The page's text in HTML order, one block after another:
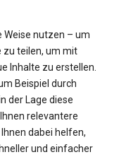
Weise nutzen – um
zu teilen, um mit
Inhalte zu erstellen.
Beispiel durch
der Lage diese
relevantere
dabei helfen,
und einfacher